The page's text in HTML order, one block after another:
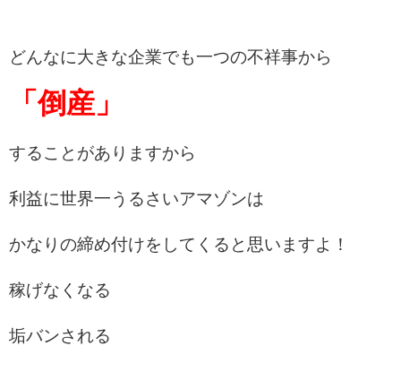
どんなに大きな企業でも一つの不祥事から
「倒産」
することがありますから
利益に世界一うるさいアマゾンは
かなりの締め付けをしてくると思いますよ！
稼げなくなる
垢バンされる